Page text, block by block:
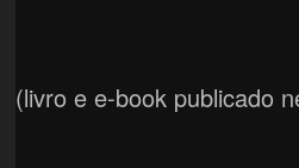
(livro e e-book publicado